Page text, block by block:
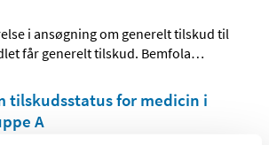
i ansøgning om generelt tilskud til
får generelt tilskud. Bemfola…
tilskudsstatus for medicin i
A